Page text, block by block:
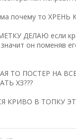
почему то ХРЕНЬ
ДЕЛАЮ если
он поменяв
ТО ПОСТЕР НА
ХЗ???
КРИВО В ТОПКУ